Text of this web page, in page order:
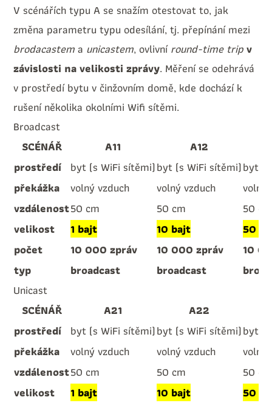
V scénářích typu A se snažím otestovat to, jak
změna parametru typu odesílání, tj. přepínání mezi
brodacastema unicastem, ovlivníround-time tripv
závislosti na velikosti zprávy. Měření se odehrává
v prostředí bytu v činžovním domě, kde dochází k
rušení několika okolními Wifi sítěmi.
Broadcast
SCÉNÁŘ
A11
A12
prostředí byt (s WiFi sítěmi)byt (s WiFi sítěmi)byt
překážka
volný vzduch volný vzduch
volný
vzdálenost50 cm 50 cm
50 cm
velikost
1 bajt 10 bajt
50
počet
10 000 zpráv 10 000 zpráv
10
typ
broadcast broadcast
Unicast
SCÉNÁŘ
A21
A22
prostředí byt (s WiFi sítěmi)byt (s WiFi sítěmi)byt
překážka
volný vzduch volný vzduch
volný
vzdálenost50 cm 50 cm
50 cm
velikost
1 bajt 10 bajt
50